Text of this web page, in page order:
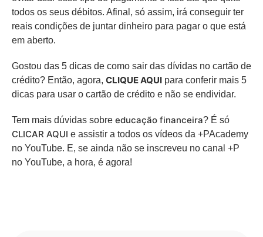
todos os seus débitos. Afinal, só assim, irá conseguir ter
reais condições de juntar dinheiro para pagar o que está
em aberto.
Gostou das 5 dicas de como sair das dívidas no cartão de
crédito? Então, agora, CLIQUE AQUI para conferir mais 5
dicas para usar o cartão de crédito e não se endividar.
Tem mais dúvidas sobre educação financeira? É só
CLICAR AQUI e assistir a todos os vídeos da +PAcademy
no YouTube. E, se ainda não se inscreveu no canal +P
no YouTube, a hora, é agora!